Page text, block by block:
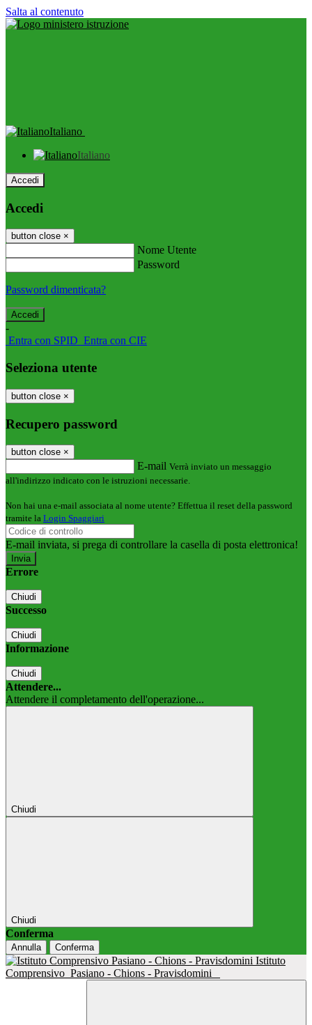
Salta al contenuto
Italiano
Italiano
Accedi
Accedi
button close ×
Nome Utente
Password
Password dimenticata?
-
Entra con SPID Entra con CIE
Seleziona utente
button close ×
Recupero password
button close ×
E-mail Verrà inviato un messaggio
all'indirizzo indicato con le istruzioni necessarie.
Non hai una e-mail associata al nome utente? Effettua il reset della password
tramite la Login Spaggiari
E-mail inviata, si prega di controllare la casella di posta elettronica!
Errore
Chiudi
Successo
Chiudi
Informazione
Chiudi
Attendere...
Attendere il completamento dell'operazione...
Chiudi
Chiudi
Conferma
Annulla Conferma
Istituto
Comprensivo Pasiano - Chions - Pravisdomini